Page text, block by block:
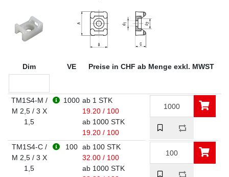
Dim VE Preise in CHF ab Menge exkl. MWST
TM1S4-M /
M 2,5 / 3 X
1,5
1000 ab 1 STK
19.20 / 100
ab 1000 STK
19.20 / 100
TM1S4-C /
M 2,5 / 3 X
1,5
100 ab 100 STK
32.00 / 100
ab 1000 STK